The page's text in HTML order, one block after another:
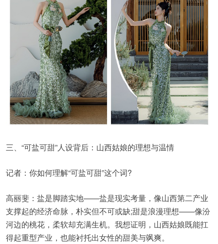
三、“可盐可甜”人设背后：山西姑娘的理想与温情
记者：你如何理解“可盐可甜”这个词?
高丽斐：盐是脚踏实地——盐是现实考量，像山西第二产业
支撑起的经济命脉，朴实但不可或缺;甜是浪漫理想——像汾
河边的桃花，柔软却充满生机。我想证明，山西姑娘既能扛
得起重型产业，也能衬托出女性的甜美与飒爽。